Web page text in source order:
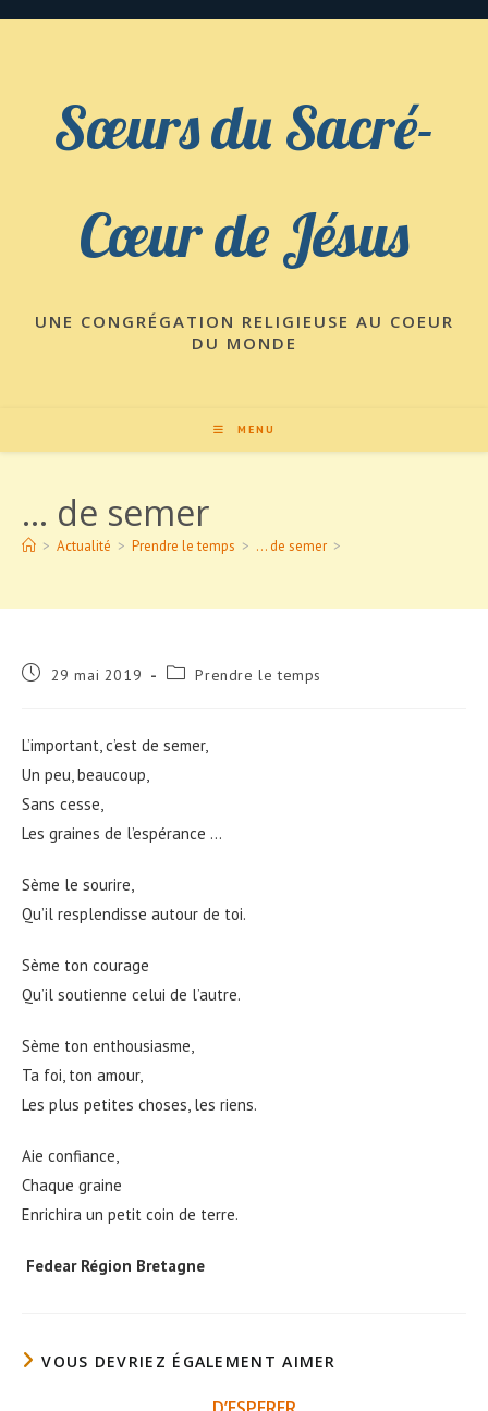
Sœurs du Sacré-
Cœur de Jésus
UNE CONGRÉGATION RELIGIEUSE AU COEUR
DU MONDE
MENU
… de semer
> Actualité > Prendre le temps > … de semer >
Publication
29 mai 2019
PostPrendre le temps
L’important, c’est de semer,
Un peu, beaucoup,
Sans cesse,
Les graines de l’espérance …
Sème le sourire,
Qu’il resplendisse autour de toi.
Sème ton courage
Qu’il soutienne celui de l’autre.
Sème ton enthousiasme,
Ta foi, ton amour,
Les plus petites choses, les riens.
Aie confiance,
Chaque graine
Enrichira un petit coin de terre.
Fedear Région Bretagne
VOUS DEVRIEZ ÉGALEMENT AIMER